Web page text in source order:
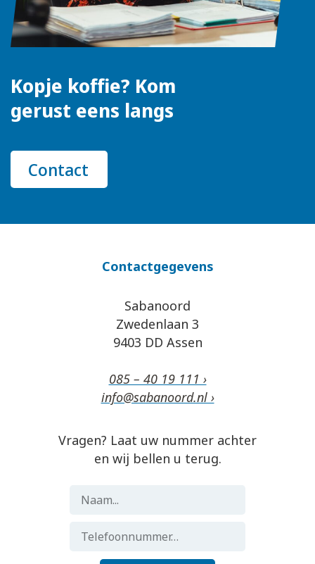
Kopje koffie? Kom
gerust eens langs
Contact
Contactgegevens
Sabanoord
Zwedenlaan 3
9403 DD Assen
085 – 40 19 111 ›
info@sabanoord.nl ›
Vragen? Laat uw nummer achter
en wij bellen u terug.